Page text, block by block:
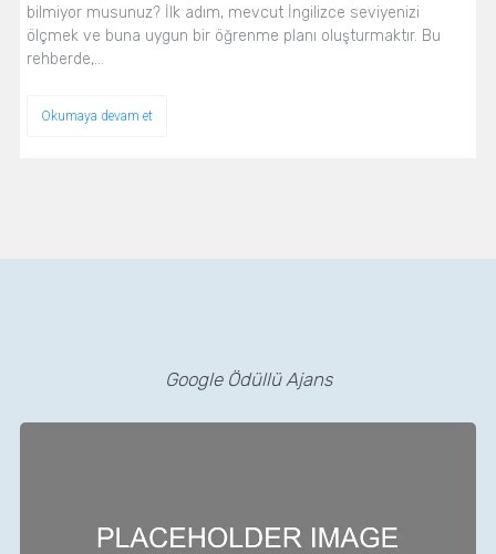
bilmiyor musunuz? İlk adım, mevcut İngilizce seviyenizi
ölçmek ve buna uygun bir öğrenme planı oluşturmaktır. Bu
rehberde,…
Okumaya devam et
Google Ödüllü Ajans